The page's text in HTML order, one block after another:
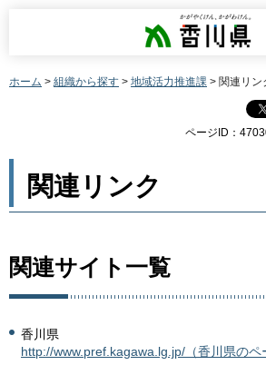
香川県
ホーム > 組織から探す > 地域活力推進課 > 関連リン
ページID：
関連リンク
関連サイト一覧
香川県
http://www.pref.kagawa.lg.jp/（香川県のペ